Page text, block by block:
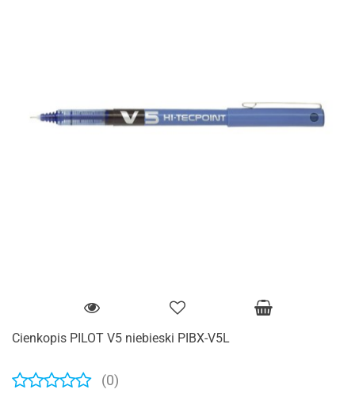
Cienkopis PILOT V5 niebieski PIBX-V5L
(0)